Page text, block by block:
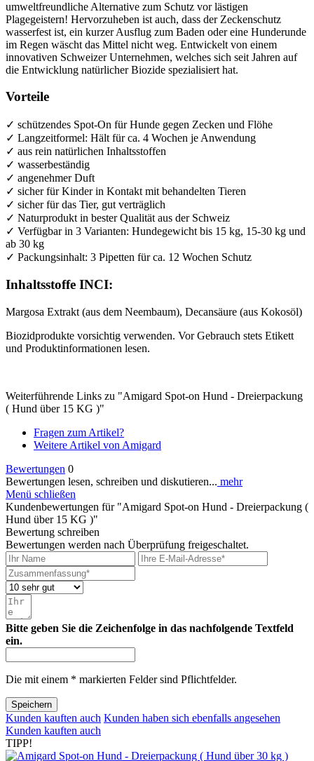
umweltfreundliche Alternative zum Schutz vor lästigen
Plagegeistern! Hervorzuheben ist auch, dass der Zeckenschutz
wasserfest ist, ein kurzer Ausflug zum Baden oder eine Hunderunde
im Regen wäscht das Mittel nicht weg. Entwickelt von einem
innovativen Schweizer Unternehmen, welches sich seit Jahren auf
die Entwicklung natürlicher Biozide spezialisiert hat.
Vorteile
✓ schützendes Spot-On für Hunde gegen Zecken und Flöhe
✓ Langzeitformel: Hält für ca. 4 Wochen je Anwendung
✓ aus rein natürlichen Inhaltsstoffen
✓ wasserbeständig
✓ angenehmer Duft
✓ sicher für Kinder in Kontakt mit behandelten Tieren
✓ sicher für das Tier, gut verträglich
✓ Naturprodukt in bester Qualität aus der Schweiz
✓ Verfügbar in 3 Varianten: Hundegewicht bis 15 kg, 15-30 kg und
ab 30 kg
✓ Packungsinhalt: 3 Pipetten für ca. 12 Wochen Schutz
Inhaltsstoffe INCI:
Margosa Extrakt (aus dem Neembaum), Decansäure (aus Kokosöl)
Biozidprodukte vorsichtig verwenden. Vor Gebrauch stets Etikett
und Produktinformationen lesen.
Weiterführende Links zu "Amigard Spot-on Hund - Dreierpackung
( Hund über 15 KG )"
Fragen zum Artikel?
Weitere Artikel von Amigard
Bewertungen 0
Bewertungen lesen, schreiben und diskutieren... mehr
Menü schließen
Kundenbewertungen für "Amigard Spot-on Hund - Dreierpackung (
Hund über 15 KG )"
Bewertung schreiben
Bewertungen werden nach Überprüfung freigeschaltet.
Bitte geben Sie die Zeichenfolge in das nachfolgende Textfeld
ein.
Die mit einem * markierten Felder sind Pflichtfelder.
Speichern
Kunden kauften auch Kunden haben sich ebenfalls angesehen
Kunden kauften auch
TIPP!